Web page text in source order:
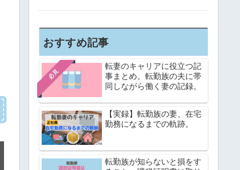
おすすめ記事
必見
転妻のキャリアに役立つ記
事まとめ。転勤族の夫に帯
同しながら働く妻の記録。
【実録】転勤族の妻、在宅
勤務になるまでの軌跡。
転勤族が知らないと損をす